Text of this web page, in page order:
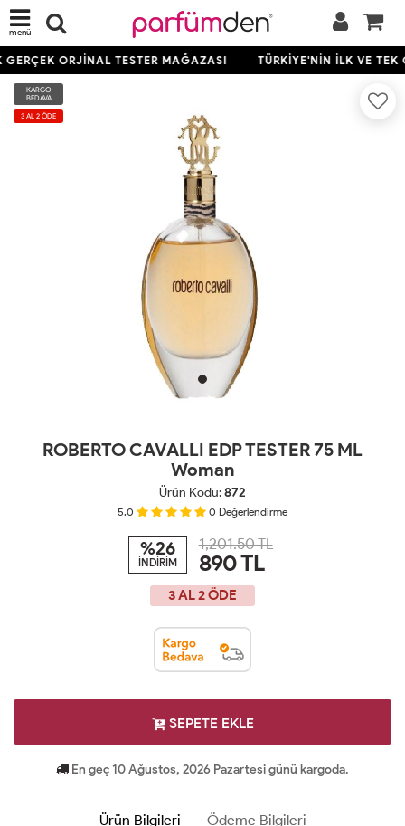
menü
ORJİNAL TESTER MAĞAZASI TÜRKİYE'NİN İLK VE TEK
KARGO
BEDAVA
3 AL 2 ÖDE
ROBERTO CAVALLI EDP TESTER 75 ML
Woman
Ürün Kodu:872
5.0 0 Değerlendirme
%26
İNDİRİM
1,201.50 TL
890TL
3 AL 2 ÖDE
SEPETE EKLE
En geç 10 Ağustos, 2026 Pazartesi günü kargoda.
Ürün Bilgileri Ödeme Bilgileri